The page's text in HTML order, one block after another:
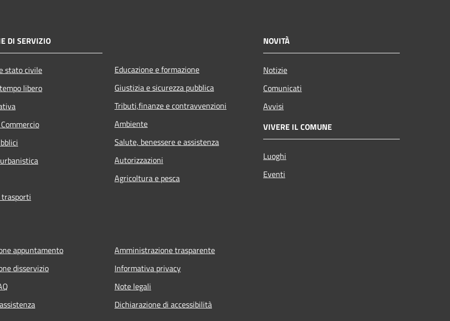
DI SERVIZIO
stato civile
libero
Educazione e formazione
Giustizia e sicurezza pubblica
Tributi,finanze e contravvenzioni
Ambiente
Salute, benessere e assistenza
Autorizzazioni
Agricoltura e pesca
NOVITÀ
Notizie
Comunicati
Avvisi
VIVERE IL COMUNE
Luoghi
Eventi
appuntamento
disservizio
Amministrazione trasparente
Informativa privacy
Note legali
Dichiarazione di accessibilità